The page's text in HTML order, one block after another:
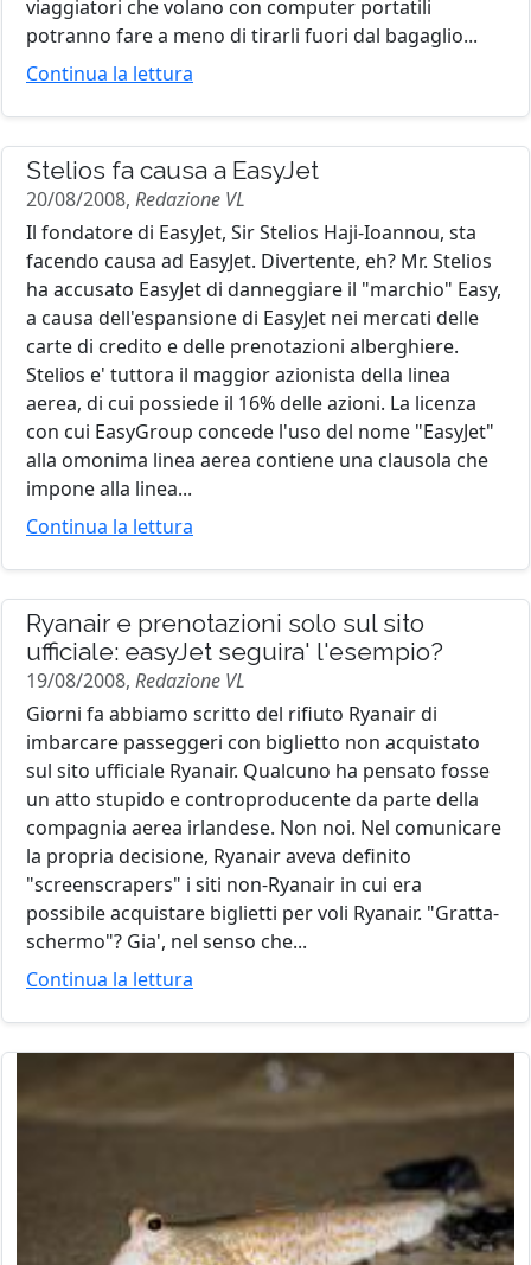
viaggiatori che volano con computer portatili
potranno fare a meno di tirarli fuori dal bagaglio...
Continua la lettura
Stelios fa causa a EasyJet
20/08/2008, Redazione VL
Il fondatore di EasyJet, Sir Stelios Haji-Ioannou, sta
facendo causa ad EasyJet. Divertente, eh? Mr. Stelios
ha accusato EasyJet di danneggiare il "marchio" Easy,
a causa dell'espansione di EasyJet nei mercati delle
carte di credito e delle prenotazioni alberghiere.
Stelios e' tuttora il maggior azionista della linea
aerea, di cui possiede il 16% delle azioni. La licenza
con cui EasyGroup concede l'uso del nome "EasyJet"
alla omonima linea aerea contiene una clausola che
impone alla linea...
Continua la lettura
Ryanair e prenotazioni solo sul sito
ufficiale: easyJet seguira' l'esempio?
19/08/2008, Redazione VL
Giorni fa abbiamo scritto del rifiuto Ryanair di
imbarcare passeggeri con biglietto non acquistato
sul sito ufficiale Ryanair. Qualcuno ha pensato fosse
un atto stupido e controproducente da parte della
compagnia aerea irlandese. Non noi. Nel comunicare
la propria decisione, Ryanair aveva definito
"screenscrapers" i siti non-Ryanair in cui era
possibile acquistare biglietti per voli Ryanair. "Gratta-
schermo"? Gia', nel senso che...
Continua la lettura